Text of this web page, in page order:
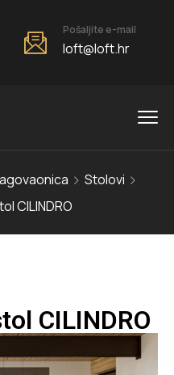
Pošaljite e-mail
loft@loft.hr
Stolovi
CILINDRO
CILINDRO